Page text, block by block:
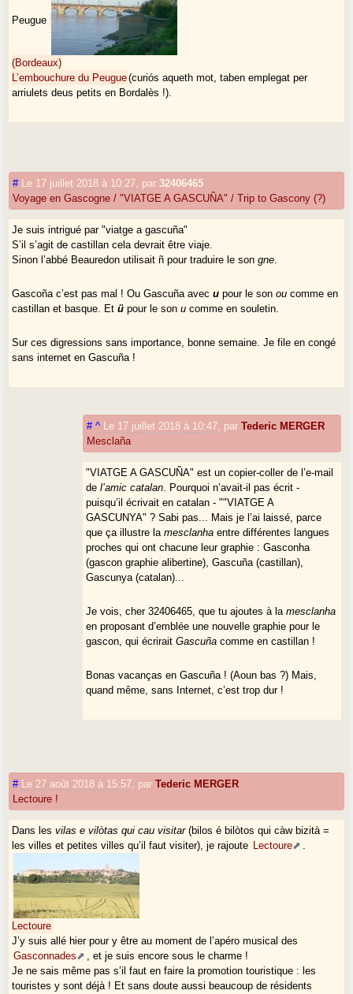
Peugue
(Bordeaux)
L’embouchure du Peugue(curiós aqueth mot, taben emplegat per
arriulets deus petits en Bordalès !).
# Le 17 juillet 2018 à 10:27, par32406465
Voyage en Gascogne / "VIATGE A GASCUÑA" / Trip to Gascony (?)
Je suis intrigué par "viatge a gascuña"
S’il s’agit de castillan cela devrait être viaje.
Sinon l’abbé Beauredon utilisait ñ pour traduire le songne.
Gascoña c’est pas mal ! Ou Gascuña avecu pour le sonou comme en
castillan et basque. Etü pour le sonu comme en souletin.
Sur ces digressions sans importance, bonne semaine. Je file en congé
sans internet en Gascuña !
# ^ Le 17 juillet 2018 à 10:47, parTederic MERGER
Mesclaña
"VIATGE A GASCUÑA" est un copier-coller de l’e-mail
del’amic catalan. Pourquoi n’avait-il pas écrit -
puisqu’il écrivait en catalan - ""VIATGE A
GASCUNYA" ? Sabi pas... Mais je l’ai laissé, parce
que ça illustre lamesclanha entre différentes langues
proches qui ont chacune leur graphie : Gasconha
(gascon graphie alibertine), Gascuña (castillan),
Gascunya (catalan)...
Je vois, cher 32406465, que tu ajoutes à lamesclanha
en proposant d’emblée une nouvelle graphie pour le
gascon, qui écriraitGascuña comme en castillan !
Bonas vacanças en Gascuña ! (Aoun bas ?) Mais,
quand même, sans Internet, c’est trop dur !
# Le 27 août 2018 à 15:57, parTederic MERGER
Lectoure !
Dans lesvilas e vilòtas qui cau visitar(bilos é bilòtos qui càw bizità =
les villes et petites villes qu’il faut visiter), je rajoute Lectoure .
Lectoure
J’y suis allé hier pour y être au moment de l’apéro musical des
Gasconnades
, et je suis encore sous le charme !
Je ne sais même pas s’il faut en faire la promotion touristique : les
touristes y sont déjà ! Et sans doute aussi beaucoup de résidents